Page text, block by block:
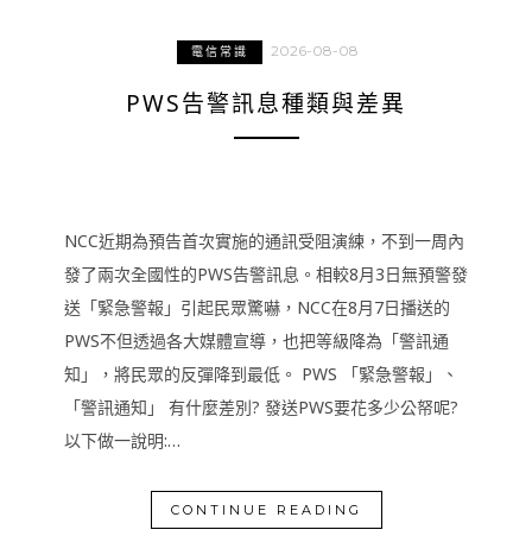
電信常識 2026-08-08
PWS告警訊息種類與差異
NCC近期為預告首次實施的通訊受阻演練，不到一周內
發了兩次全國性的PWS告警訊息。相較8月3日無預警發
送「緊急警報」引起民眾驚嚇，NCC在8月7日播送的
PWS不但透過各大媒體宣導，也把等級降為「警訊通
知」，將民眾的反彈降到最低。 PWS 「緊急警報」、
「警訊通知」 有什麼差別? 發送PWS要花多少公帑呢?
以下做一說明:…
CONTINUE READING